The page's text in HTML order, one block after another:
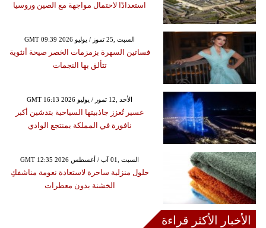
استعدادًا لاحتمال مواجهة مع الصين وروسيا
GMT 09:39 2026 السبت ,25 تموز / يوليو
فساتين السهرة بزمزمات الخصر صيحة أنثوية
تتألق بها النجمات
GMT 16:13 2026 الأحد ,12 تموز / يوليو
عسير تُعزز جاذبيتها السياحية بتدشين أكبر
نافورة في المملكة بمنتجع الوادي
GMT 12:35 2026 السبت ,01 آب / أغسطس
حلول منزلية ساحرة لاستعادة نعومة مناشفكِ
الخشنة بدون معطرات
الأخبار الأكثر قراءة